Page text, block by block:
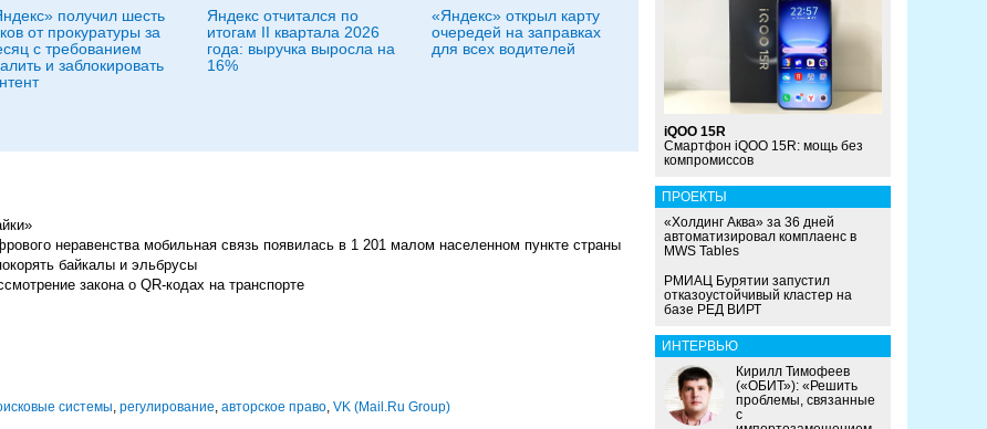
получил шесть
от прокуратуры за
с требованием
и заблокировать
Яндекс отчитался по
итогам II квартала 2026
года: выручка выросла на
16%
«Яндекс» открыл карту
очередей на заправках
для всех водителей
неравенства мобильная связь появилась в 1 201 малом населенном пункте страны
байкалы и эльбрусы
закона о QR-кодах на транспорте
системы, регулирование, авторское право, VK (Mail.Ru Group)
iQOO 15R
Смартфон iQOO 15R: мощь без
компромиссов
ПРОЕКТЫ
«Холдинг Аква» за 36 дней
автоматизировал комплаенс в
MWS Tables
РМИАЦ Бурятии запустил
отказоустойчивый кластер на
базе РЕД ВИРТ
ИНТЕРВЬЮ
Кирилл Тимофеев
(«ОБИТ»): «Решить
проблемы, связанные
с